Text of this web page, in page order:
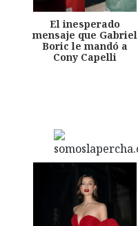
El inesperado
mensaje que Gabriel
Boric le mandó a
Cony Capelli